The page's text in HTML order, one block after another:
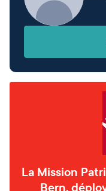
La Mission